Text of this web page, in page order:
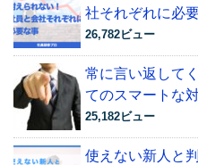
社それぞれに必
26,782ビュー
常に言い返して
てのスマートな
25,182ビュー
使えない新人と